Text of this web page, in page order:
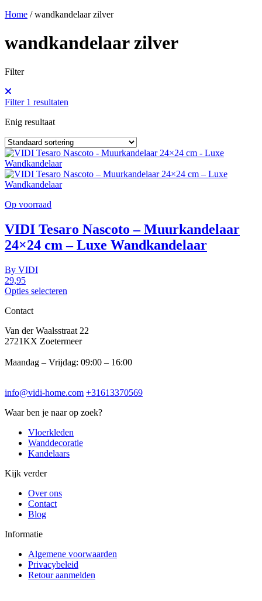
Home /wandkandelaar zilver
wandkandelaar zilver
Filter
Filter 1 resultaten
Enig resultaat
Op voorraad
VIDI Tesaro Nascoto – Muurkandelaar
24×24 cm – Luxe Wandkandelaar
By VIDI
29,95
Opties selecteren
Contact
Van der Waalsstraat 22
2721KX Zoetermeer
Maandag – Vrijdag: 09:00 – 16:00
info@vidi-home.com +31613370569
Waar ben je naar op zoek?
Vloerkleden
Wanddecoratie
Kandelaars
Kijk verder
Over ons
Contact
Blog
Informatie
Algemene voorwaarden
Privacybeleid
Retour aanmelden